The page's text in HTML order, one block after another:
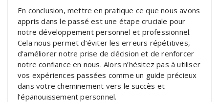
En conclusion, mettre en pratique ce que nous avons
appris dans le passé est une étape cruciale pour
notre développement personnel et professionnel.
Cela nous permet d’éviter les erreurs répétitives,
d’améliorer notre prise de décision et de renforcer
notre confiance en nous. Alors n’hésitez pas à utiliser
vos expériences passées comme un guide précieux
dans votre cheminement vers le succès et
l’épanouissement personnel.